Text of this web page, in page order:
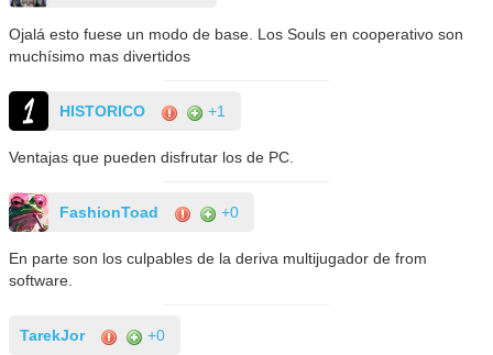
Ojalá esto fuese un modo de base. Los Souls en cooperativo son
muchísimo mas divertidos
HISTORICO +1
Ventajas que pueden disfrutar los de PC.
FashionToad +0
En parte son los culpables de la deriva multijugador de from
software.
TarekJor +0